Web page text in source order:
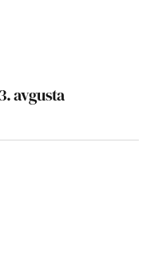
avgusta